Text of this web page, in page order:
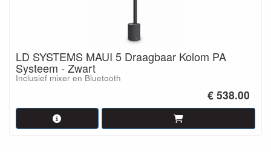
LD SYSTEMS MAUI 5 Draagbaar Kolom PA
Systeem - Zwart
Inclusief mixer en Bluetooth
€ 538.00